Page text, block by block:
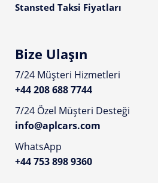
Stansted Taksi Fiyatları
Bize Ulaşın
7/24 Müşteri Hizmetleri
+44 208 688 7744
7/24 Özel Müşteri Desteği
info@aplcars.com
WhatsApp
+44 753 898 9360